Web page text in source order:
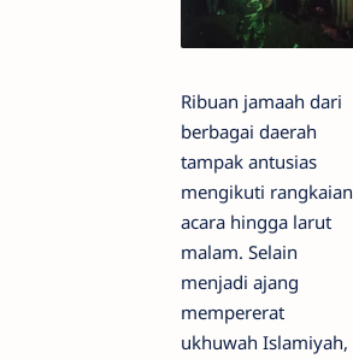
Ribuan jamaah dari
berbagai daerah
tampak antusias
mengikuti rangkaian
acara hingga larut
malam. Selain
menjadi ajang
mempererat
ukhuwah Islamiyah,